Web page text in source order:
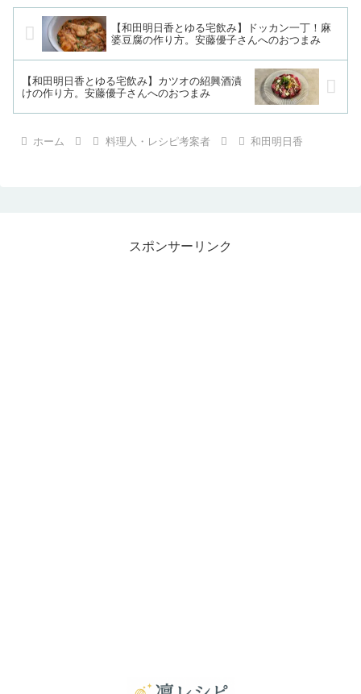
【和田明日香とゆる宅飲み】ドッカン一丁！麻
婆豆腐の作り方。安藤優子さんへのおつまみ
【和田明日香とゆる宅飲み】カツオの紹興酒漬
けの作り方。安藤優子さんへのおつまみ
ホーム 料理人・レシピ考案者 和田明日香
スポンサーリンク